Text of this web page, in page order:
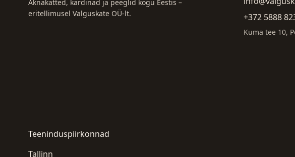
Aknakatted, kardinad ja peeglid kogu Eestis –
eritellimusel Valguskate OÜ-lt.
+372 5888
Kuma tee 10,
Teeninduspiirkonnad
Tallinn